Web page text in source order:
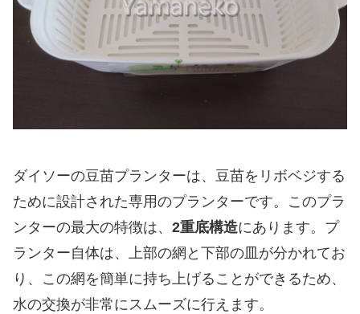
ダイソーの豆苗プランターは、豆苗をリボベジする
ために設計された専用のプランターです。このプラ
ンターの最大の特徴は、 2重底構造にあります。プ
ランター自体は、上部の網と下部の皿が分かれてお
り、この網を簡単に持ち上げることができるため、
水の交換が非常にスムーズに行えます。